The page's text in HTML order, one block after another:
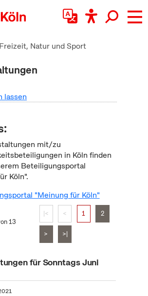
Freizeit, Natur und Sport
lassen
mit/zu
in Köln finden
Beteiligungsportal
Köln".
"Meinung für Köln"
13
|< < 1 2
> >|
für Sonntags Juni